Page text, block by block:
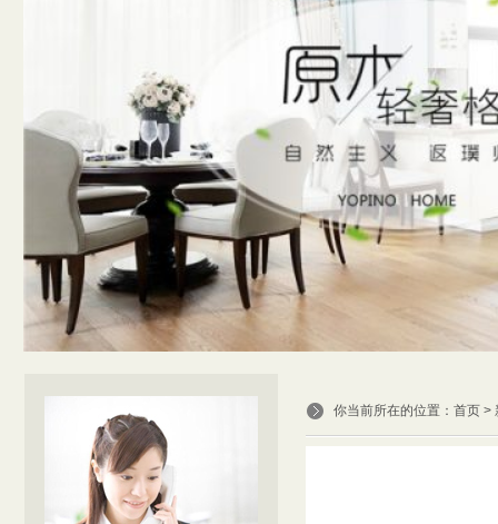
你当前所在的位置： 首页 >